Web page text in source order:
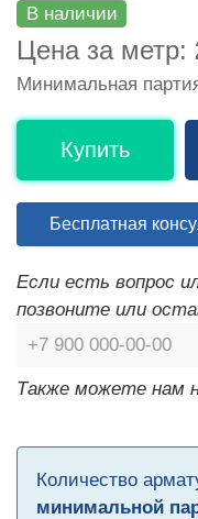
В наличии
Цена за метр:
Минимальная
Купить
Бесплатная
Если есть вопрос
позвоните или
Также можете нам
Количество
минимальной